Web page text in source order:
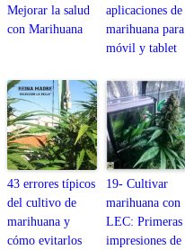
Mejorar la salud
con Marihuana
aplicaciones de
marihuana para
móvil y tablet
43 errores típicos
del cultivo de
marihuana y
cómo evitarlos
19- Cultivar
marihuana con
LEC: Primeras
impresiones de